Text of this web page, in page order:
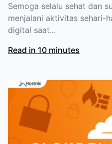
Semoga selalu sehat dan
menjalani aktivitas sehari-
digital saat...
Read in 10 minutes